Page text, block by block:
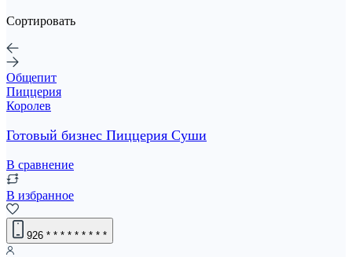
Сортировать
Общепит
Пиццерия
Королев
Готовый бизнес Пиццерия Суши
В сравнение
В избранное
926 * * * * * * * * *